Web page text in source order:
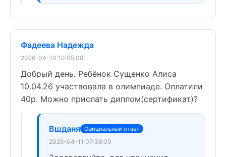
Фадеева Надежда
2026-04-10 10:05:08
Добрый день. Ребёнок Сущенко Алиса
10.04.26 участвовала в олимпиаде. Оплатили
40р. Можно прислать диплом(сертификат)?
Вшданя Официальный ответ
2026-04-11 07:38:09